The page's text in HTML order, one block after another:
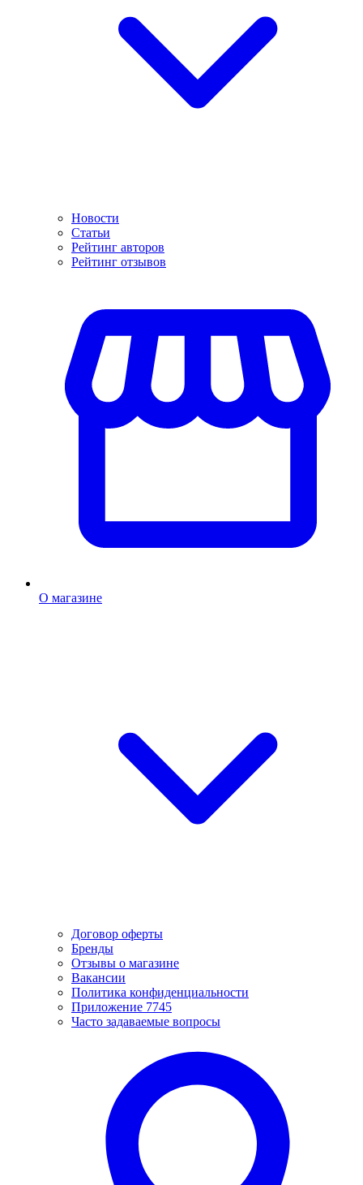
Новости
Статьи
Рейтинг авторов
Рейтинг отзывов
О магазине
Договор оферты
Бренды
Отзывы о магазине
Вакансии
Политика конфиденциальности
Приложение 7745
Часто задаваемые вопросы